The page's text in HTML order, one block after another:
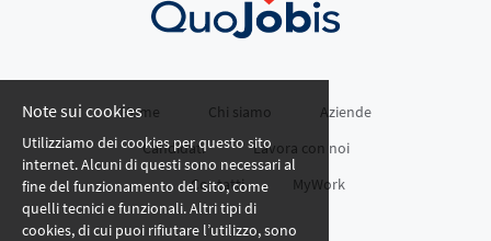
Home Chi siamo
Aziende
Candidati
Lavora con noi
Contatti
MyWork
Note sui cookies
Utilizziamo dei cookies per questo sito
internet. Alcuni di questi sono necessari al
fine del funzionamento del sito, come
quelli tecnici e funzionali. Altri tipi di
cookies, di cui puoi rifiutare l’utilizzo, sono